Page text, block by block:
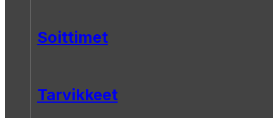
Soittimet
Tarvikkeet